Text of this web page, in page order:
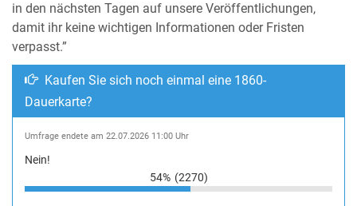
in den nächsten Tagen auf unsere Veröffentlichungen,
damit ihr keine wichtigen Informationen oder Fristen
verpasst.”
Kaufen Sie sich noch einmal eine 1860-
Dauerkarte?
Umfrage endete am 22.07.2026 11:00 Uhr
Nein!
54% (2270)